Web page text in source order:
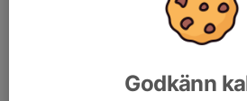
Även icke medlemmar är välkomna!
Godkänn